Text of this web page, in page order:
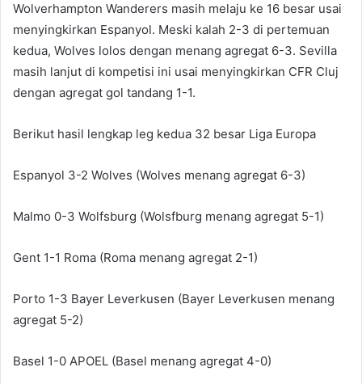
Wolverhampton Wanderers masih melaju ke 16 besar usai
menyingkirkan Espanyol. Meski kalah 2-3 di pertemuan
kedua, Wolves lolos dengan menang agregat 6-3. Sevilla
masih lanjut di kompetisi ini usai menyingkirkan CFR Cluj
dengan agregat gol tandang 1-1.
Berikut hasil lengkap leg kedua 32 besar Liga Europa
Espanyol 3-2 Wolves (Wolves menang agregat 6-3)
Malmo 0-3 Wolfsburg (Wolsfburg menang agregat 5-1)
Gent 1-1 Roma (Roma menang agregat 2-1)
Porto 1-3 Bayer Leverkusen (Bayer Leverkusen menang
agregat 5-2)
Basel 1-0 APOEL (Basel menang agregat 4-0)